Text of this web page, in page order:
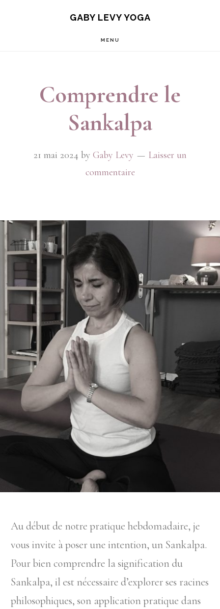
GABY LEVY YOGA
MENU
Comprendre le
Sankalpa
21 mai 2024 by Gaby Levy
Laisser un
commentaire
Au début de notre pratique hebdomadaire, je
vous invite à poser une intention, un Sankalpa.
Pour bien comprendre la signification du
Sankalpa, il est nécessaire d’explorer ses racines
philosophiques, son application pratique dans